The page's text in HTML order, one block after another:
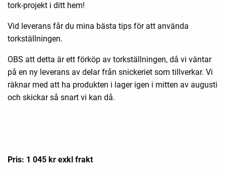
tork-projekt i ditt hem!
Vid leverans får du mina bästa tips för att använda
torkställningen.
OBS att detta är ett förköp av torkställningen, då vi väntar
på en ny leverans av delar från snickeriet som tillverkar. Vi
räknar med att ha produkten i lager igen i mitten av augusti
och skickar så snart vi kan då.
Pris: 1 045 kr exkl frakt